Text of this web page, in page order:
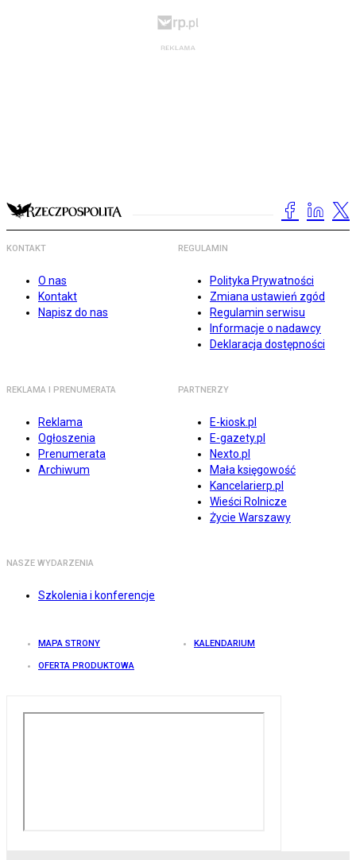
KONTAKT
O nas
Kontakt
Napisz do nas
REGULAMIN
Polityka Prywatności
Zmiana ustawień zgód
Regulamin serwisu
Informacje o nadawcy
Deklaracja dostępności
REKLAMA I PRENUMERATA
Reklama
Ogłoszenia
Prenumerata
Archiwum
PARTNERZY
E-kiosk.pl
E-gazety.pl
Nexto.pl
Mała księgowość
Kancelarierp.pl
Wieści Rolnicze
Życie Warszawy
NASZE WYDARZENIA
Szkolenia i konferencje
MAPA STRONY KALENDARIUM
OFERTA PRODUKTOWA